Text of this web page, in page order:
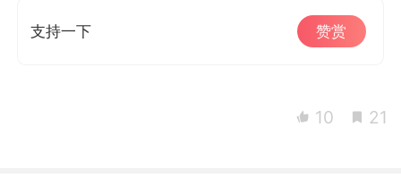
支持一下 赞赏
10 21